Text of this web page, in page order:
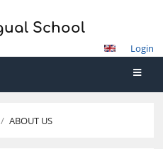
School
Login
/ ABOUT US